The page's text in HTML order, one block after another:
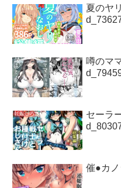
夏のヤ
噂のマ
セーラ
催●カ